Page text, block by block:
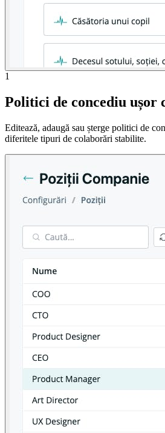
1
Politici de concediu ușor
Editează, adaugă sau șterge politici de
diferitele tipuri de colaborări stabilite.